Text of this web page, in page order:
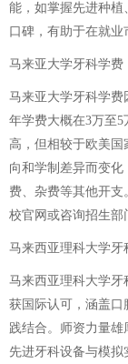
能，如掌握先进种
口碑，有助于在就业
马来亚大学牙科学费
马来亚大学牙科学
年学费大概在3万至
高，但相较于欧美
向和学制差异而变
费、杂费等其他开
校官网或咨询招生部
马来西亚理科大学牙
马来西亚理科大学牙
获国际认可，涵盖口
践结合。师资力量
先进牙科设备与模